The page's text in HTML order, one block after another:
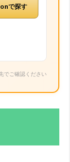
で探す
でご確認ください